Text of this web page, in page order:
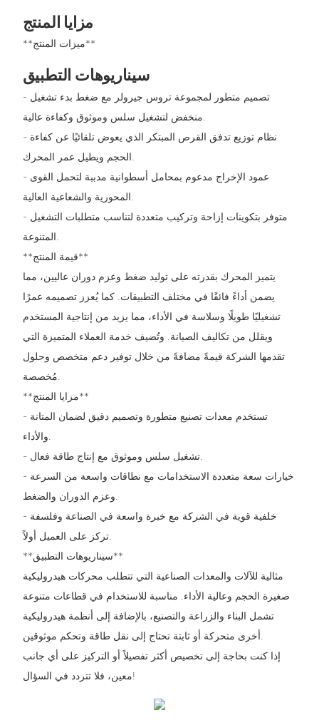
مزايا المنتج
**ميزات المنتج**
سيناريوهات التطبيق
- تصميم متطور لمجموعة تروس جيرولر مع ضغط بدء تشغيل
- نظام توزيع تدفق القرص المبتكر الذي يعوض تلقائيًا عن كفاءة
- عمود الإخراج مدعوم بمحامل أسطوانية مدببة لتحمل القوى
- متوفر بتكوينات إزاحة وتركيب متعددة لتناسب متطلبات التشغيل
**قيمة المنتج**
يتميز المحرك بقدرته على توليد ضغط وعزم دوران عاليين، مما
يضمن أداءً فائقًا في مختلف التطبيقات. كما يُعزز تصميمه عمرًا
تشغيليًا طويلًا وسلاسة في الأداء، مما يزيد من إنتاجية المستخدم
ويقلل من تكاليف الصيانة. وتُضيف خدمة العملاء المتميزة التي
تقدمها الشركة قيمةً مضافةً من خلال توفير دعم متخصص وحلول
**مزايا المنتج**
- تستخدم معدات تصنيع متطورة وتصميم دقيق لضمان المتانة
- تشغيل سلس وموثوق مع إنتاج طاقة فعال.
- خيارات سعة متعددة الاستخدامات مع نطاقات واسعة من السرعة
- خلفية قوية في الشركة مع خبرة واسعة في الصناعة وفلسفة
تركز على العميل أولاً.
**سيناريوهات التطبيق**
مثالية للآلات والمعدات الصناعية التي تتطلب محركات هيدروليكية
صغيرة الحجم وعالية الأداء. مناسبة للاستخدام في قطاعات متنوعة
تشمل البناء والزراعة والتصنيع، بالإضافة إلى أنظمة هيدروليكية
إذا كنت بحاجة إلى تخصيص أكثر تفصيلاً أو التركيز على أي جانب
معين، فلا تتردد في السؤال!